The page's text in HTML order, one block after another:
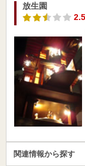
放生園
関連情報から探す